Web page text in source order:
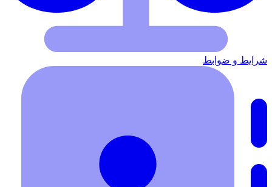
شرایط‌ و ضوابط